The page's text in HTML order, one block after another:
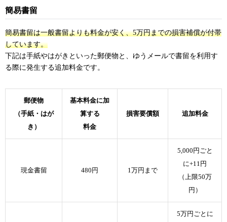
簡易書留
簡易書留は一般書留よりも料金が安く、5万円までの損害補償が付帯
しています。
下記は手紙やはがきといった郵便物と、ゆうメールで書留を利用す
る際に発生する追加料金です。
郵便物
（手紙・はが
き）
基本料金に加
算する
料金
損害要償額 追加料金
現金書留 480円 1万円まで
5,000円ごと
に+11円
（上限50万
円）
5万円ごとに